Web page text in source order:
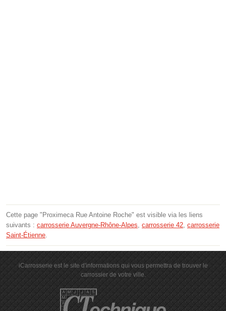
Cette page "Proximeca Rue Antoine Roche" est visible via les liens
suivants : carrosserie Auvergne-Rhône-Alpes carrosserie 42 carrosserie
Saint-Étienne
iCarrosserie est le site d'informations qui vous permettra de trouver le
carrossier de votre ville.